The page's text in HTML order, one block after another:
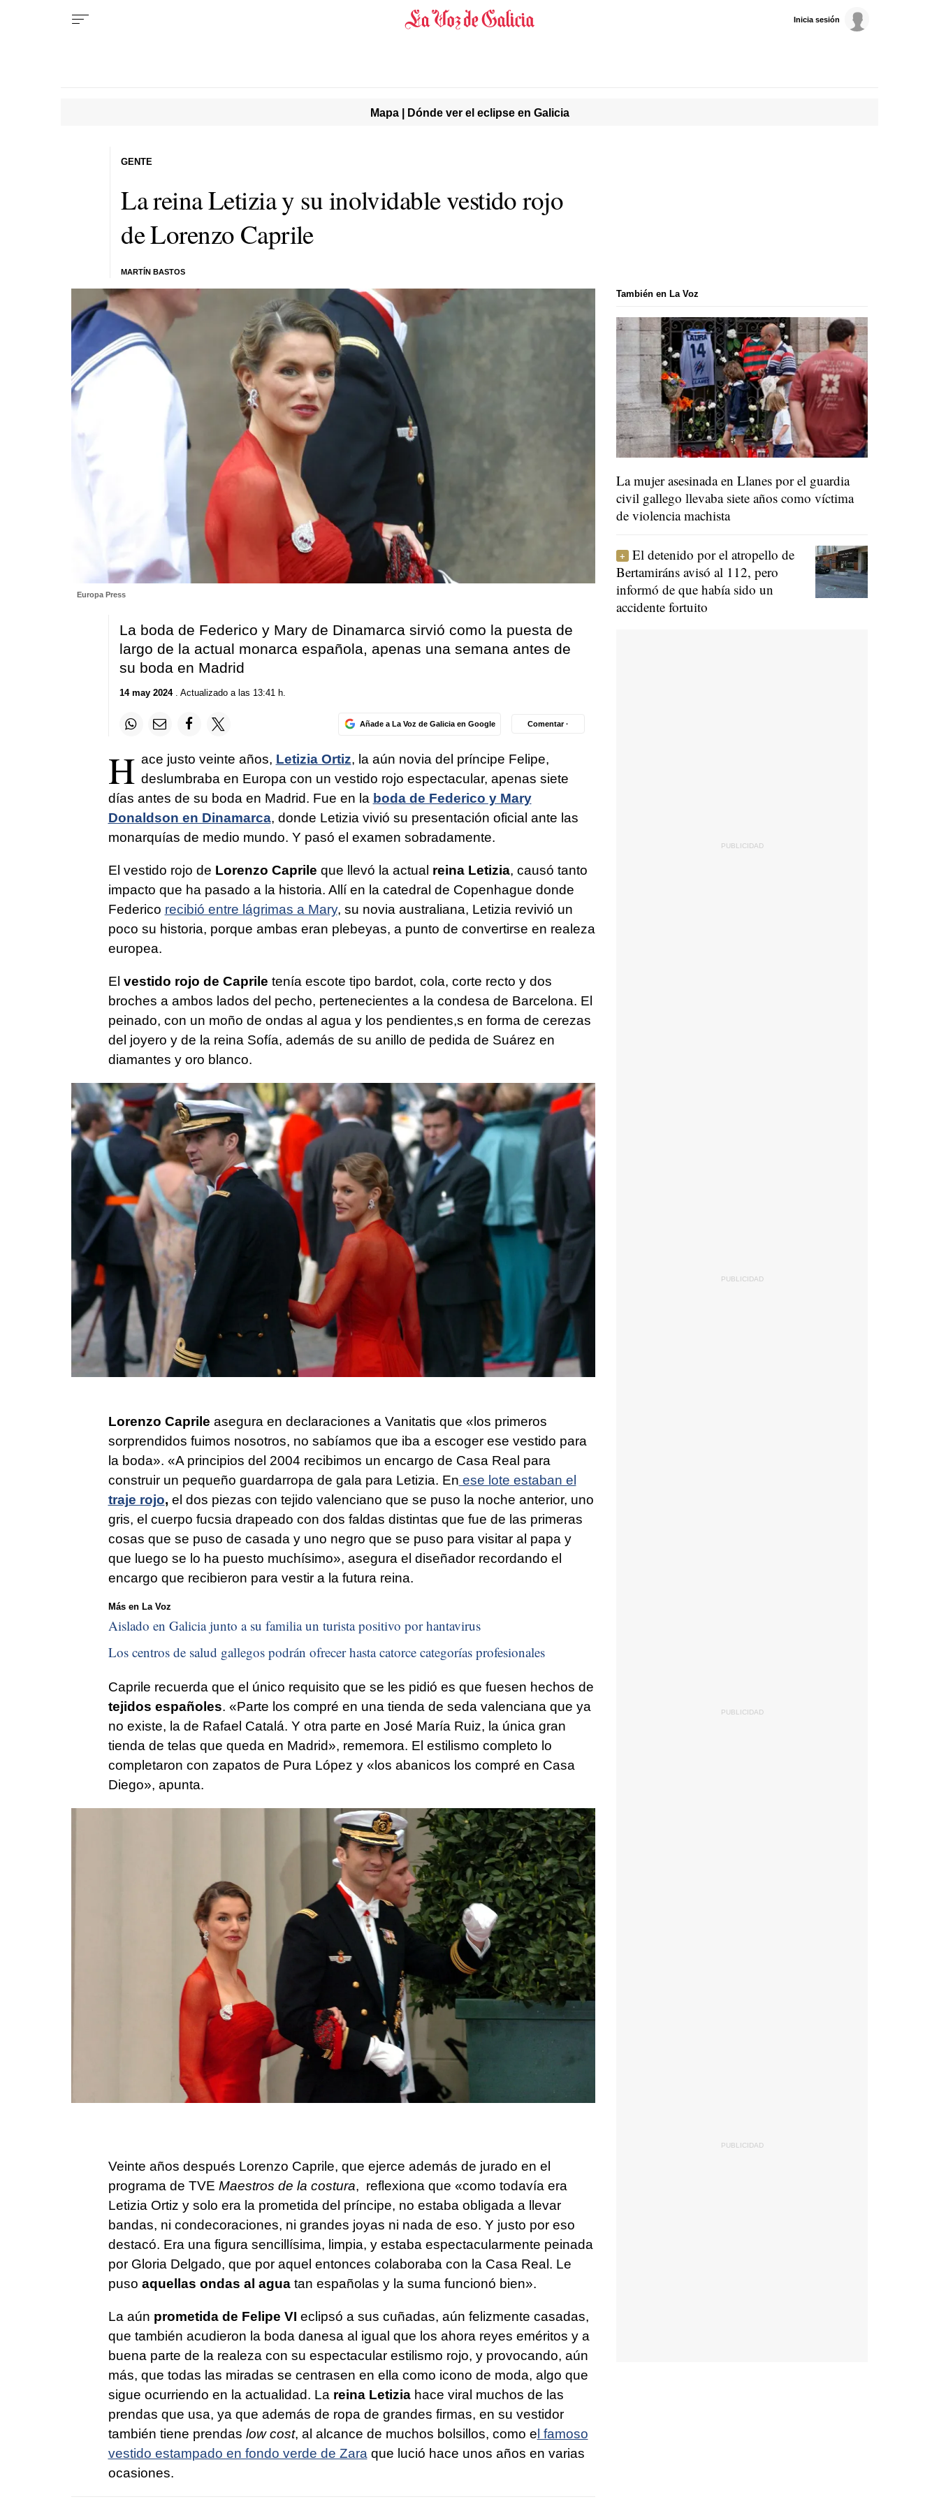
Inicia sesión
Mapa | Dónde ver el eclipse en Galicia
La reina Letizia y su inolvidable vestido rojo
de Lorenzo Caprile
MARTÍN BASTOS
GENTE
Europa Press
La boda de Federico y Mary de Dinamarcasirvió como la puesta de
largo de la actual monarca española, apenas una semana antes de
su boda en Madrid
14 may 2024. Actualizado a las 13:41 h.
Añade a La Voz de Galicia en Google Comentar ·
H ace justo veinte años, Letizia Ortiz, la aún novia del príncipe Felipe,
deslumbraba en Europa con un vestido rojo espectacular, apenas siete
días antes de su boda en Madrid. Fue en la boda de Federico y Mary
Donaldson en Dinamarca, donde Letizia vivió su presentación oficial ante las
monarquías de medio mundo. Y pasó el examen sobradamente.
El vestido rojo de Lorenzo Caprile que llevó la actual reina Letizia, causó tanto
impacto que ha pasado a la historia. Allí en la catedral de Copenhague donde
Federico recibió entre lágrimas a Mary, su novia australiana, Letizia revivió un
poco su historia, porque ambas eran plebeyas, a punto de convertirse en realeza
europea.
El vestido rojo de Caprile tenía escote tipo bardot, cola, corte recto y dos
broches a ambos lados del pecho, pertenecientes a la condesa de Barcelona. El
peinado, con un moño de ondas al agua y los pendientes,s en forma de cerezas
del joyero y de la reina Sofía, además de su anillo de pedida de Suárez en
diamantes y oro blanco.
Lorenzo Caprile asegura en declaraciones a Vanitatis que «los primeros
sorprendidos fuimos nosotros, no sabíamos que iba a escoger ese vestido para
la boda». «A principios del 2004 recibimos un encargo de Casa Real para
construir un pequeño guardarropa de gala para Letizia. En ese lote estaban el
traje rojo, el dos piezas con tejido valenciano que se puso la noche anterior, uno
gris, el cuerpo fucsia drapeado con dos faldas distintas que fue de las primeras
cosas que se puso de casada y uno negro que se puso para visitar al papa y
que luego se lo ha puesto muchísimo», asegura el diseñador recordando el
encargo que recibieron para vestir a la futura reina.
Más en La Voz
Aislado en Galicia junto a su familia un turista positivo por hantavirus
Los centros de salud gallegos podrán ofrecer hasta catorce categorías profesionales
Caprile recuerda que el único requisito que se les pidió es que fuesen hechos de
tejidos españoles. «Parte los compré en una tienda de seda valenciana que ya
no existe, la de Rafael Catalá. Y otra parte en José María Ruiz, la única gran
tienda de telas que queda en Madrid», rememora. El estilismo completo lo
completaron con zapatos de Pura López y «los abanicos los compré en Casa
Diego», apunta.
Veinte años después Lorenzo Caprile, que ejerce además de jurado en el
programa de TVE Maestros de la costura, reflexiona que «como todavía era
Letizia Ortiz y solo era la prometida del príncipe, no estaba obligada a llevar
bandas, ni condecoraciones, ni grandes joyas ni nada de eso. Y justo por eso
destacó. Era una figura sencillísima, limpia, y estaba espectacularmente peinada
por Gloria Delgado, que por aquel entonces colaboraba con la Casa Real. Le
puso aquellas ondas al aguatan españolas y la suma funcionó bien».
La aún prometida de Felipe VI eclipsó a sus cuñadas, aún felizmente casadas,
que también acudieron la boda danesa al igual que los ahora reyes eméritos y a
buena parte de la realeza con su espectacular estilismo rojo, y provocando, aún
más, que todas las miradas se centrasen en ella como icono de moda, algo que
sigue ocurriendo en la actualidad. Lareina Letiziahace viral muchos de las
prendas que usa, ya que además de ropa de grandes firmas, en su vestidor
también tiene prendas low cost, al alcance de muchos bolsillos, como e l famoso
vestido estampado en fondo verde de Zaraque lució hace unos años en varias
ocasiones.
También en La Voz
La mujer asesinada en Llanes por el guardia
civil gallego llevaba siete años como víctima
de violencia machista
El detenido por el atropello de
Bertamiráns avisó al 112, pero
informó de que había sido un
accidente fortuito